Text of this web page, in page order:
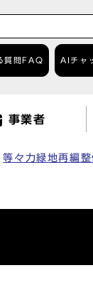
質問 FAQ AIチャ
事業者
等々力緑地再編